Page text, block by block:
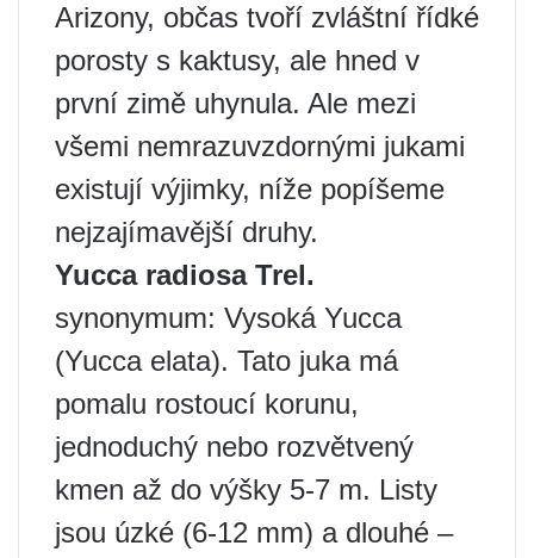
Arizony, občas tvoří zvláštní řídké
porosty s kaktusy, ale hned v
první zimě uhynula. Ale mezi
všemi nemrazuvzdornými jukami
existují výjimky, níže popíšeme
nejzajímavější druhy.
Yucca radiosa Trel.
synonymum: Vysoká Yucca
(Yucca elata). Tato juka má
pomalu rostoucí korunu,
jednoduchý nebo rozvětvený
kmen až do výšky 5-7 m. Listy
jsou úzké (6-12 mm) a dlouhé –